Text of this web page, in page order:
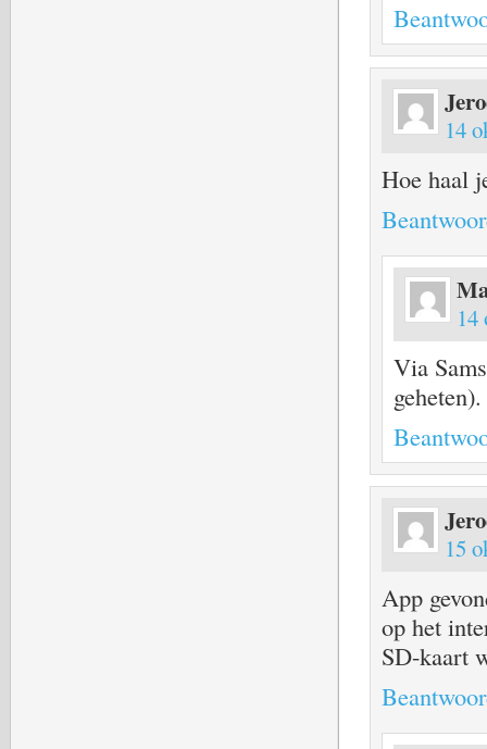
14
Hoe haal
14
Via
15
App
op het
SD-kaart